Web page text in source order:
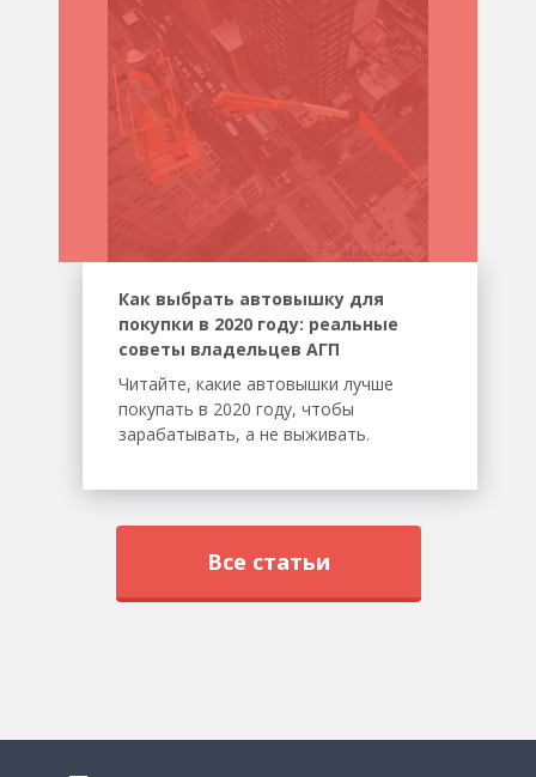
Как выбрать автовышку для
покупки в 2020 году: реальные
советы владельцев АГП
Читайте, какие автовышки лучше
покупать в 2020 году, чтобы
зарабатывать, а не выживать.
Все статьи